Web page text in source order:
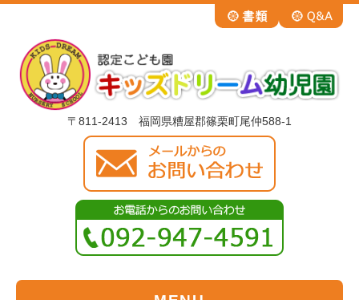
〒811-2413 福岡県糟屋郡篠栗町尾仲588-1